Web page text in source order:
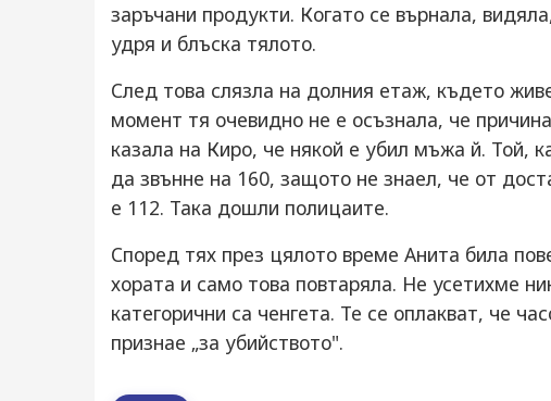
заръчани продукти. Когато се върнала,
удря и блъска тялото.
След това слязла на долния етаж, където
момент тя очевидно не е осъзнала, че
казала на Киро, че някой е убил мъжа й. Той,
да звънне на 160, защото не знаел, че от
е 112. Така дошли полицаите.
Според тях през цялото време Анита била
хората и само това повтаряла. Не усетихме
категорични са ченгета. Те се оплакват, че
признае „за убийството".